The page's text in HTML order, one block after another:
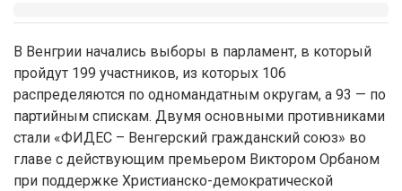
В Венгрии начались выборы в парламент, в который
пройдут 199 участников, из которых 106
распределяются по одномандатным округам, а 93 — по
партийным спискам. Двумя основными противниками
стали «ФИДЕС – Венгерский гражданский союз» во
главе с действующим премьером Виктором Орбаном
при поддержке Христианско-демократической